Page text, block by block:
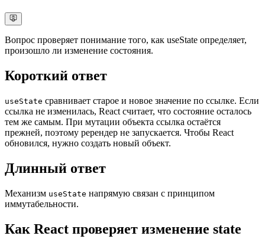
Вопрос проверяет понимание того, как useState определяет,
произошло ли изменение состояния.
Короткий ответ
useState сравнивает старое и новое значение по ссылке. Если
ссылка не изменилась, React считает, что состояние осталось
тем же самым. При мутации объекта ссылка остаётся
прежней, поэтому ререндер не запускается. Чтобы React
обновился, нужно создать новый объект.
Длинный ответ
Механизм useState напрямую связан с принципом
иммутабельности.
Как React проверяет изменение state